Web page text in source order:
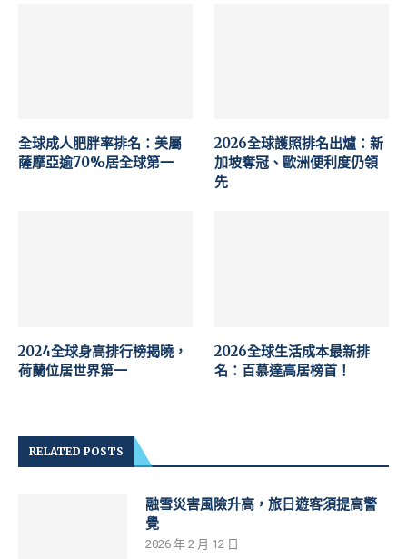
全球成人肥胖率排名：美屬
薩摩亞逾70%居全球第一
2026全球護照排名出爐：新
加坡奪冠、歐洲便利度仍領
先
2024全球身高排行榜揭曉，
荷蘭位居世界第一
2026全球生活成本最新排
名：百慕達高居榜首！
RELATED POSTS
融雪災害風險升高，旅日遊客須提高警
覺
2026 年 2 月 12 日